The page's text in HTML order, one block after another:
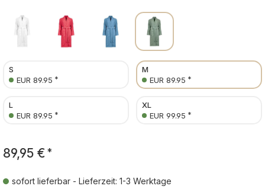
S
EUR 89.95 *
M
EUR 89.95 *
L
EUR 89.95 *
XL
EUR 99.95 *
89,95 € *
sofort lieferbar - Lieferzeit: 1-3 Werktage